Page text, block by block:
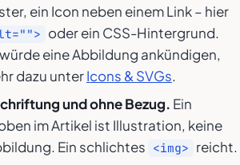
ein Icon neben einem Link – hier
oder ein CSS-Hintergrund.
würde eine Abbildung ankündigen,
dazu unterIcons & SVGs.
und ohne Bezug. Ein
im Artikel ist Illustration, keine
Ein schlichtes <img> reicht.